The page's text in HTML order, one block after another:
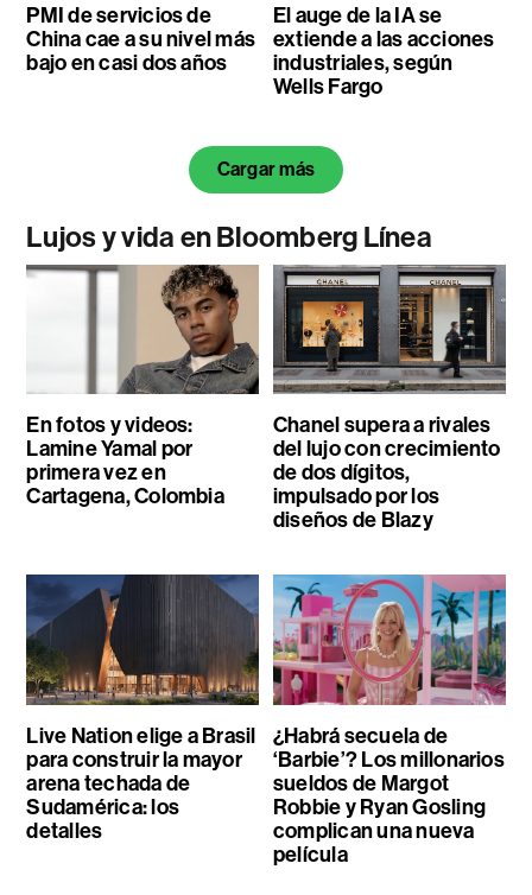
PMI de servicios de
China cae a su nivel más
bajo en casi dos años
El auge de la IA se
extiende a las acciones
industriales, según
Wells Fargo
Cargar más
Lujos y vida en Bloomberg Línea
En fotos y videos:
Lamine Yamal por
primera vez en
Cartagena, Colombia
Chanel supera a rivales
del lujo con crecimiento
de dos dígitos,
impulsado por los
diseños de Blazy
Live Nation elige a Brasil
para construir la mayor
arena techada de
Sudamérica: los
detalles
¿Habrá secuela de
‘Barbie’? Los millonarios
sueldos de Margot
Robbie y Ryan Gosling
complican una nueva
película